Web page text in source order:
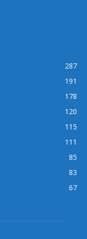
287
191
178
120
115
111
85
83
67